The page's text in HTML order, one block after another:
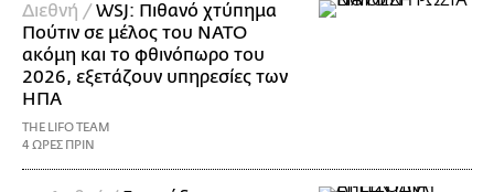
Διεθνή /WSJ: Πιθανό χτύπημα
Πούτιν σε μέλος του ΝΑΤΟ
ακόμη και το φθινόπωρο του
2026, εξετάζουν υπηρεσίες των
ΗΠΑ
THE LIFO TEAM
4 ΩΡΕΣ ΠΡΙΝ